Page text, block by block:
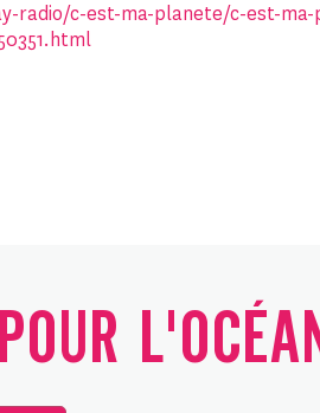
radio/c-est-ma-planete/c-est-